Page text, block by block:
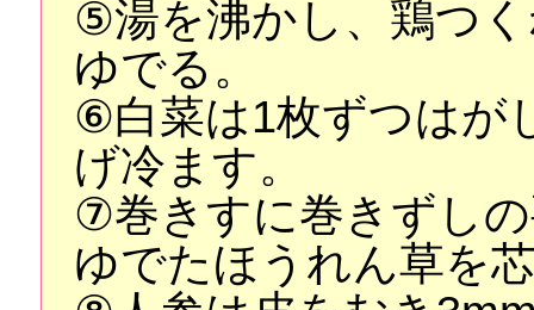
⑤湯を沸かし、鶏つ
ゆでる。
⑥白菜は1枚ずつはが
げ冷ます。
⑦巻きすに巻きずし
ゆでたほうれん草を